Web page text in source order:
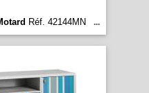
Réf. 42144MN ...